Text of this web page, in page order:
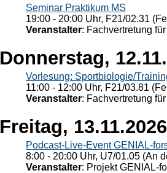
Seminar Praktikum MS
19:00 - 20:00 Uhr, F21/02.31
Veranstalter: Fachvertretung
Donnerstag,
Vorlesung: Sportbiologie/
11:00 - 12:00 Uhr, F21/03.81
Veranstalter: Fachvertretung
Freitag, 13.11.2026
Podcast-Live-Event GENIAL-
8:00 - 20:00 Uhr, U7/01.05 (An
Veranstalter: Projekt GENIAL-